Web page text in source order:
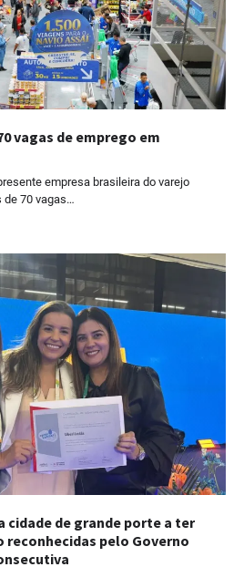
vagas de emprego em
empresa brasileira do varejo
de 70 vagas…
cidade de grande porte a ter
reconhecidas pelo Governo